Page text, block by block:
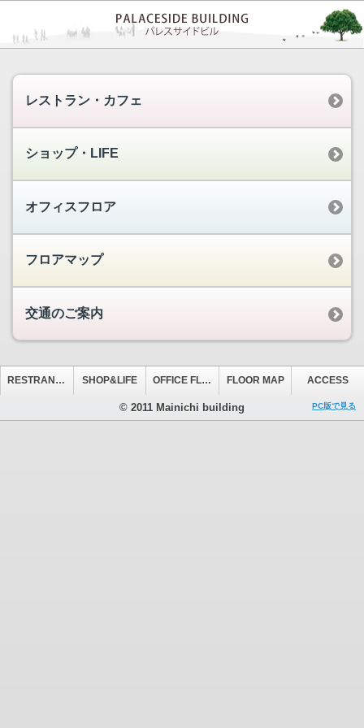
レストラン・カフェ
ショップ・LIFE
オフィスフロア
フロアマップ
交通のご案内
RESTRANT&CAFE SHOP&LIFE OFFICE FLOOR FLOOR MAP ACCESS
© 2011 Mainichi building PC版で見る